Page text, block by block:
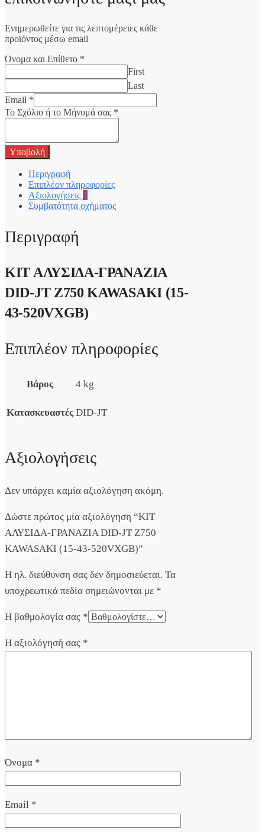
Ενημερωθείτε για τις λεπτομέρειες κάθε
προϊόντος μέσω email
Όνομα και Επίθετο *
First
Last
Email *
Το Σχόλιο ή το Μήνυμά σας *
Υποβολή
Περιγραφή
Επιπλέον πληροφορίες
Αξιολογήσεις 0
Συμβατότητα οχήματος
Περιγραφή
ΚΙΤ ΑΛΥΣΙΔΑ-ΓΡΑΝΑΖΙΑ
DID-JT Z750 KAWASAKI (15-
43-520VXGB)
Επιπλέον πληροφορίες
Βάρος 4 kg
Κατασκευαστές DID-JT
Αξιολογήσεις
Δεν υπάρχει καμία αξιολόγηση ακόμη.
Δώστε πρώτος μία αξιολόγηση “ΚΙΤ
ΑΛΥΣΙΔΑ-ΓΡΑΝΑΖΙΑ DID-JT Z750
KAWASAKI (15-43-520VXGB)”
Η ηλ. διεύθυνση σας δεν δημοσιεύεται. Τα
υποχρεωτικά πεδία σημειώνονται με *
Η βαθμολογία σας *
Η αξιολόγησή σας *
Όνομα *
Email *